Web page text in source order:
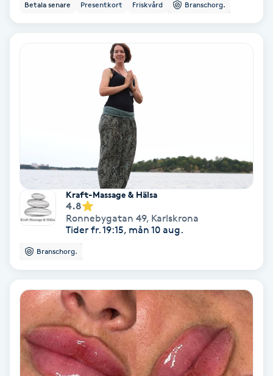
Singelfransar
Sjukgymnastik
Skalpmassage
Sklerosering
Skoinlägg
Betala senare Presentkort Friskvård Branschorg.
Kraft-Massage & Hälsa
4.8
Ronnebygatan 49, Karlskrona
Tider fr. 19:15, mån 10 aug.
Branschorg.